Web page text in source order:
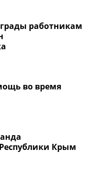
работникам
во время
Крым